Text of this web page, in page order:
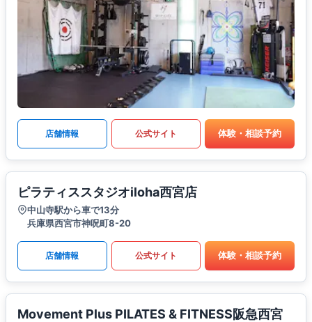
店舗情報 公式サイト 体験・相談予約
ピラティススタジオiloha西宮店
中山寺駅から車で13分
兵庫県西宮市神呪町8-20
店舗情報 公式サイト 体験・相談予約
Movement Plus PILATES & FITNESS阪急西宮